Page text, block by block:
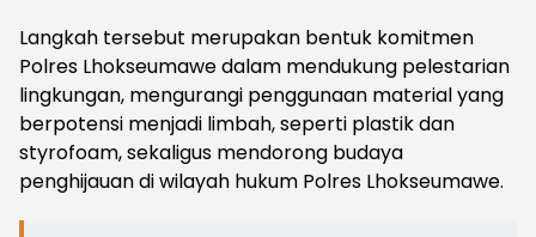
Langkah tersebut merupakan bentuk komitmen
Polres Lhokseumawe dalam mendukung pelestarian
lingkungan, mengurangi penggunaan material yang
berpotensi menjadi limbah, seperti plastik dan
styrofoam, sekaligus mendorong budaya
penghijauan di wilayah hukum Polres Lhokseumawe.